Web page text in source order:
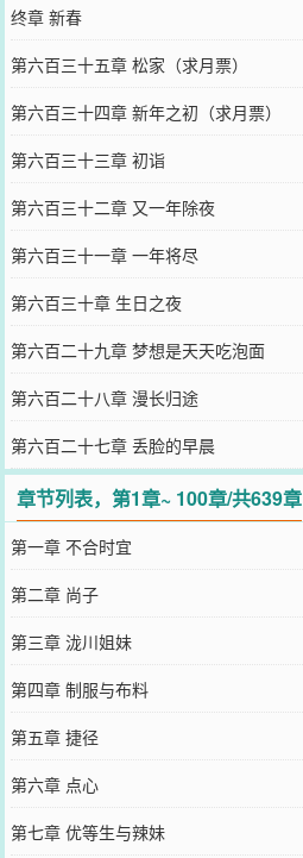
终章 新春
第六百三十五章 松家（求月票）
第六百三十四章 新年之初（求月票）
第六百三十三章 初诣
第六百三十二章 又一年除夜
第六百三十一章 一年将尽
第六百三十章 生日之夜
第六百二十九章 梦想是天天吃泡面
第六百二十八章 漫长归途
第六百二十七章 丢脸的早晨
章节列表，第1章~ 100章/共639章
第一章 不合时宜
第二章 尚子
第三章 泷川姐妹
第四章 制服与布料
第五章 捷径
第六章 点心
第七章 优等生与辣妹